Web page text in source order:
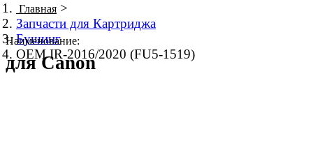
Главная >
Запчасти для Картриджа
Бушинг
OEM IR-2016/2020 (FU5-1519)
Наименование:
для Canon